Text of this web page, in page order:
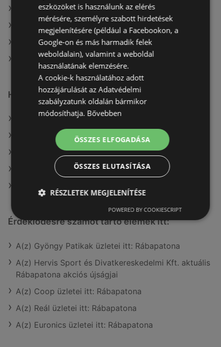
A(z) Müller HU aktuális akciós újságjai
A(z) Chef Market aktuális akciós újságjai
A(z) ÁRKLUB aktuális akciós újságjai
A(z) COOP Szolnok Zrt. üzletei itt: Téti
Hasonló kiskereskedők
A(z) Príma ajánlatai
A(z) Coop ajánlatai
A(z) Spar ajánlatai
A(z) AlphaZoo ajánlatai
A(z) Interspar ajánlatai
Érdeklődésre számot tartó elemek itt:
A(z) Gyöngy Patikak üzletei itt: Rábapatona
A(z) Hervis Sport és Divatkereskedelmi Kft. aktuális
Rábapatona akciós újságjai
A(z) Coop üzletei itt: Rábapatona
A(z) Reál üzletei itt: Rábapatona
A(z) Euronics üzletei itt: Rábapatona
eszközöket is használunk az elérés
mérésére, személyre szabott hirdetések
megjelenítésére (például a Facebookon, a
Google-on és más harmadik felek
weboldalain), valamint a weboldal
használatának elemzésére.
A cookie-k használatához adott
hozzájárulását az Adatvédelmi
szabályzatunk oldalán bármikor
módosíthatja. Bővebben
ÖSSZES ELFOGADÁSA
ÖSSZES ELUTASÍTÁSA
RÉSZLETEK MEGJELENÍTÉSE
POWERED BY COOKIESCRIPT